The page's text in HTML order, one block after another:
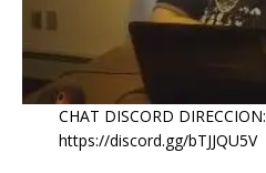
CHAT DISCORD DIRECCION:
https://discord.gg/bTJJQU5V